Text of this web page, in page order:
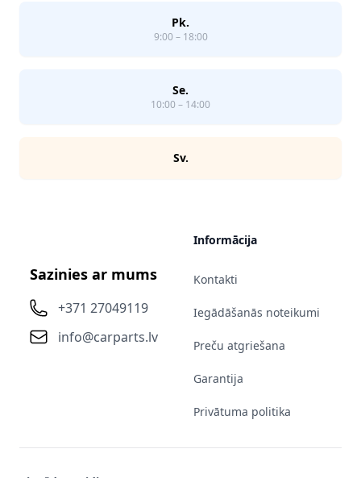
Pk.
9:00 – 18:00
Se.
10:00 – 14:00
Sv.
Sazinies ar mums
+371 27049119
info@carparts.lv
Informācija
Kontakti
Iegādāšanās noteikumi
Preču atgriešana
Garantija
Privātuma politika